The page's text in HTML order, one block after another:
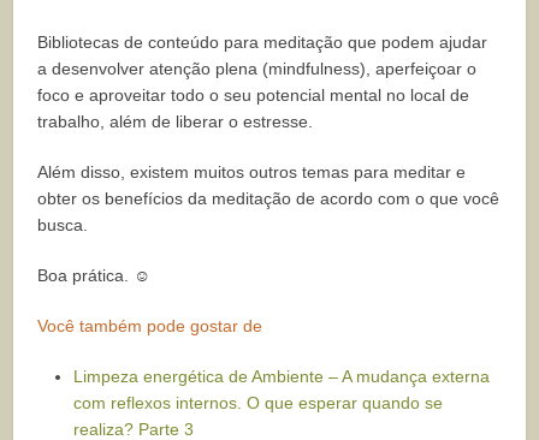
Bibliotecas de conteúdo para meditação que podem ajudar
a desenvolver atenção plena (mindfulness), aperfeiçoar o
foco e aproveitar todo o seu potencial mental no local de
trabalho, além de liberar o estresse.
Além disso, existem muitos outros temas para meditar e
obter os benefícios da meditação de acordo com o que você
busca.
Boa prática. ☺
Você também pode gostar de
Limpeza energética de Ambiente – A mudança externa
com reflexos internos. O que esperar quando se
realiza? Parte 3